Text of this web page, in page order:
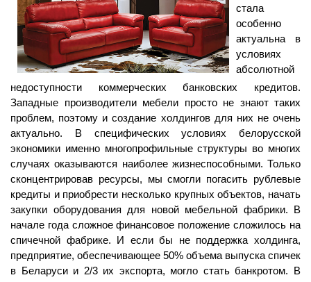
стала
особенно
актуальна в
условиях
абсолютной
недоступности коммерческих банковских кредитов.
Западные производители мебели просто не знают таких
проблем, поэтому и создание холдингов для них не очень
актуально. В специфических условиях белорусской
экономики именно многопрофильные структуры во многих
случаях оказываются наиболее жизнеспособными. Только
сконцентрировав ресурсы, мы смогли погасить рублевые
кредиты и приобрести несколько крупных объектов, начать
закупки оборудования для новой мебельной фабрики. В
начале года сложное финансовое положение сложилось на
спичечной фабрике. И если бы не поддержка холдинга,
предприятие, обеспечивающее 50% объема выпуска спичек
в Беларуси и 2/3 их экспорта, могло стать банкротом. В